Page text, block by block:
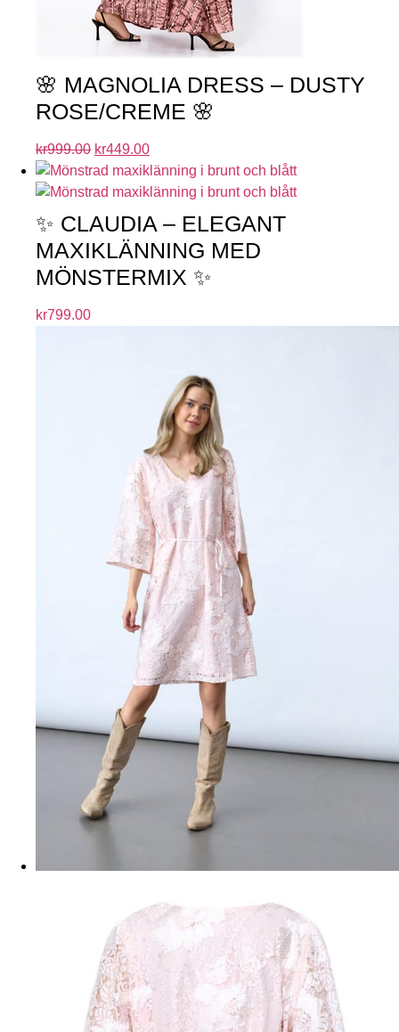
🌸 MAGNOLIA DRESS – DUSTY
ROSE/CREME 🌸
kr999.00 kr449.00
✨ CLAUDIA – ELEGANT
MAXIKLÄNNING MED
MÖNSTERMIX ✨
kr799.00